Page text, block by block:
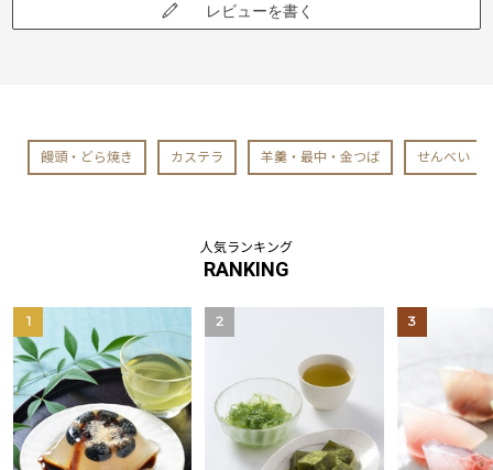
レビューを書く
饅頭・どら焼き カステラ 羊羹・最中・金つば せんべい
人気ランキング
RANKING
1 2 3